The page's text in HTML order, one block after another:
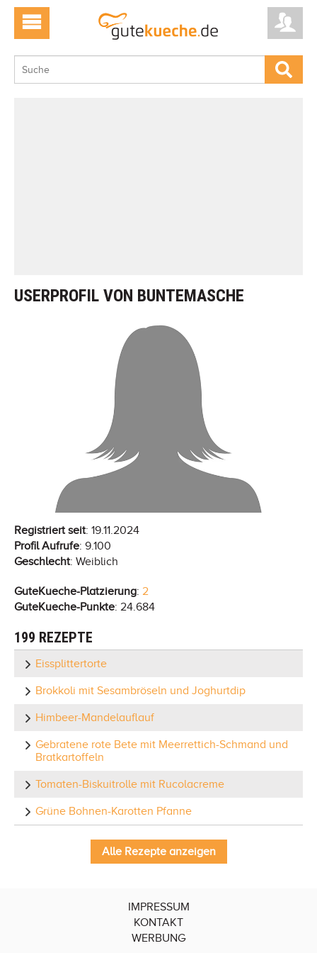
USERPROFIL VON BUNTEMASCHE
Registriert seit: 19.11.2024
Profil Aufrufe: 9.100
Geschlecht: Weiblich
GuteKueche-Platzierung: 2
GuteKueche-Punkte: 24.684
199 REZEPTE
Eissplittertorte
Brokkoli mit Sesambröseln und Joghurtdip
Himbeer-Mandelauflauf
Gebratene rote Bete mit Meerrettich-Schmand und
Bratkartoffeln
Tomaten-Biskuitrolle mit Rucolacreme
Grüne Bohnen-Karotten Pfanne
Alle Rezepte anzeigen
IMPRESSUM
KONTAKT
WERBUNG